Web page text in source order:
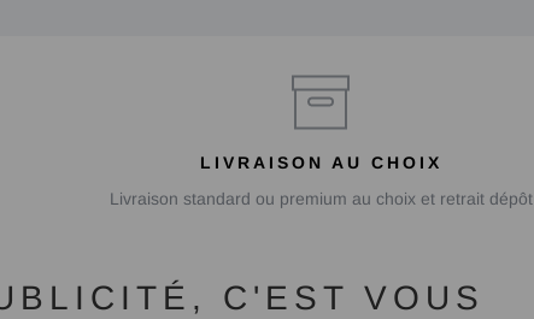
LIVRAISON AU CHOIX
Livraison standard ou premium au choix et retrait dépôt
C'EST VOUS